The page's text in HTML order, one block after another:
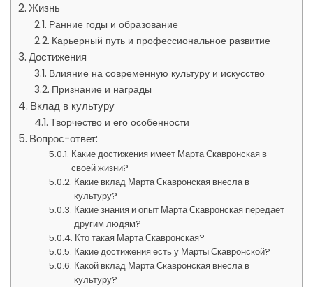
Жизнь
Ранние годы и образование
Карьерный путь и профессиональное развитие
Достижения
Влияние на современную культуру и искусство
Признание и награды
Вклад в культуру
Творчество и его особенности
Вопрос-ответ:
Какие достижения имеет Марта Скавронская в
своей жизни?
Какие вклад Марта Скавронская внесла в
культуру?
Какие знания и опыт Марта Скавронская передает
другим людям?
Кто такая Марта Скавронская?
Какие достижения есть у Марты Скавронской?
Какой вклад Марта Скавронская внесла в
культуру?